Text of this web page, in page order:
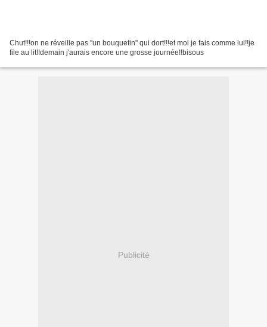
Chut!!!on ne réveille pas "un bouquetin" qui dort!!!et moi je fais comme lui!!je
file au lit!!demain j'aurais encore une grosse journée!!bisous
Publicité